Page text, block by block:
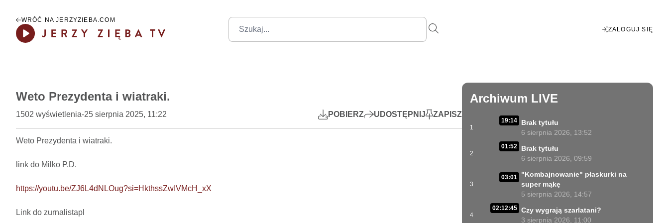
WRÓĆ NA JERZYZIEBA.COM
ZALOGUJ SIĘ
Enter
fullscreen
Weto Prezydenta i wiatraki.
1502 wyświetlenia-25 sierpnia 2025, 11:22 POBIERZ UDOSTĘPNIJ ZAPISZ
Weto Prezydenta i wiatraki.
link do Milko P.D.
https://youtu.be/ZJ6L4dNLOug?si=HkthssZwIVMcH_xX
Link do zurnalistapl
Archiwum LIVE
1
19:14
Brak tytułu
6 sierpnia 2026, 13:52
2
01:52
Brak tytułu
6 sierpnia 2026, 09:59
3
03:01
"Kombajnowanie" płaskurki na
super mąkę
5 sierpnia 2026, 14:57
4
02:12:45 Czy wygrają szarlatani?
3 sierpnia 2026, 11:00